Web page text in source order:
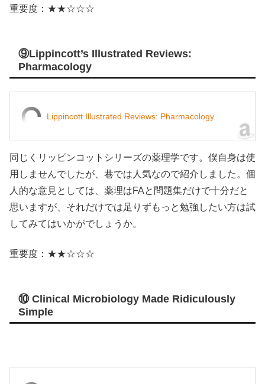
重要度：★★☆☆☆
⑨Lippincott’s Illustrated Reviews:
Pharmacology
Lippincott Illustrated Reviews: Pharmacology
同じくリッピンコットシリーズの薬理学です。僕自身は使
用しませんでしたが、巷では人気なので紹介しました。個
人的な意見としては、薬理はFAと問題集だけで十分だと
思いますが、それだけでは足りずもっと勉強したい方は試
してみてはいかがでしょうか。
重要度：★★☆☆☆
⑩ Clinical Microbiology Made Ridiculously
Simple